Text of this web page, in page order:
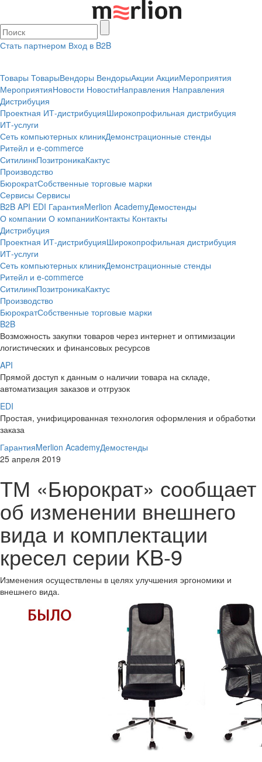
Стать партнером Вход в B2B
Товары ТоварыВендоры ВендорыАкции АкцииМероприятия
МероприятияНовости НовостиНаправления Направления
Дистрибуция
Проектная ИТ-дистрибуцияШирокопрофильная дистрибуция
ИТ-услуги
Сеть компьютерных клиникДемонстрационные стенды
Ритейл и e-commerce
СитилинкПозитроникаКактус
Производство
БюрократСобственные торговые марки
Сервисы Сервисы
B2B API EDI ГарантияMerlion AcademyДемостенды
О компании О компанииКонтакты Контакты
Дистрибуция
Проектная ИТ-дистрибуцияШирокопрофильная дистрибуция
ИТ-услуги
Сеть компьютерных клиникДемонстрационные стенды
Ритейл и e-commerce
СитилинкПозитроникаКактус
Производство
БюрократСобственные торговые марки
B2B
Возможность закупки товаров через интернет и оптимизации
логистических и финансовых ресурсов
API
Прямой доступ к данным о наличии товара на складе,
автоматизация заказов и отгрузок
EDI
Простая, унифицированная технология оформления и обработки
заказа
ГарантияMerlion AcademyДемостенды
25 апреля 2019
ТМ «Бюрократ» сообщает
об изменении внешнего
вида и комплектации
кресел серии KB-9
Изменения осуществлены в целях улучшения эргономики и
внешнего вида.